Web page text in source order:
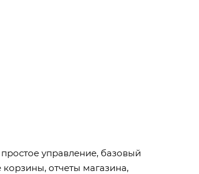
управление, базовый
отчеты магазина,